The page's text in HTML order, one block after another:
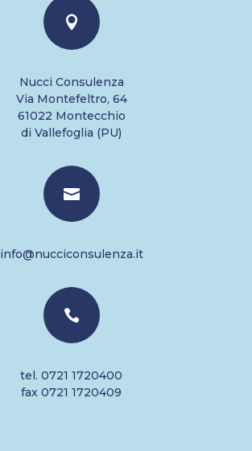

Nucci Consulenza
Via Montefeltro, 64
61022 Montecchio
di Vallefoglia (PU)

info@nucciconsulenza.it

tel. 0721 1720400
fax 0721 1720409